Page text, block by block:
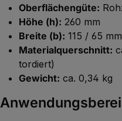
Oberflächengüte:
Höhe (h): 260 mm
Breite (b): 115 / 65
Materialquerschnitt:
tordiert)
Gewicht: ca. 0,34 kg